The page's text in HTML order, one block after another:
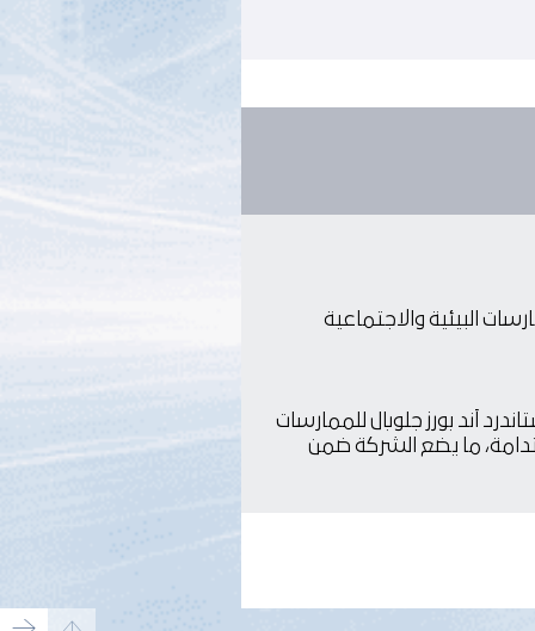
البيئية والاجتماعية
في تقييم ستاندرد آند بورز جلوبال للممارسات
ما يضع الشركة ضمن